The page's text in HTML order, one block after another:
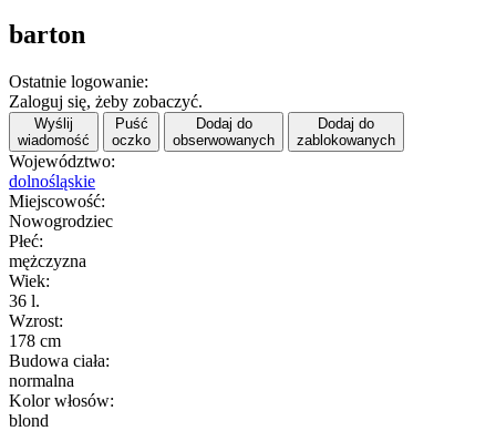
barton
Ostatnie logowanie:
Zaloguj się, żeby zobaczyć.
Wyślij
wiadomość
Puść
oczko
Dodaj do
obserwowanych
Dodaj do
zablokowanych
Województwo:
dolnośląskie
Miejscowość:
Nowogrodziec
Płeć:
mężczyzna
Wiek:
36 l.
Wzrost:
178 cm
Budowa ciała:
normalna
Kolor włosów:
blond